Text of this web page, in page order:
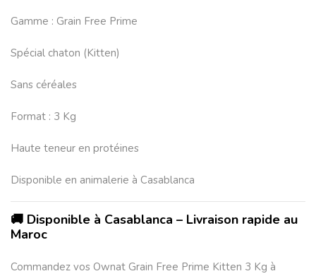
Gamme : Grain Free Prime
Spécial chaton (Kitten)
Sans céréales
Format : 3 Kg
Haute teneur en protéines
Disponible en animalerie à Casablanca
🚚 Disponible à Casablanca – Livraison rapide au
Maroc
Commandez vos Ownat Grain Free Prime Kitten 3 Kg à